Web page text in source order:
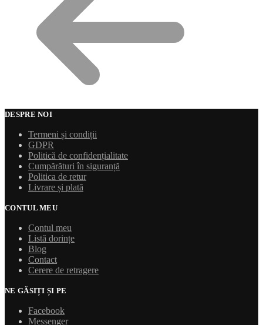
DESPRE NOI
Termeni și condiții
GDPR
Politică de confidențialitate
Cumpărături în siguranță
Politica de retur
Livrare și plată
CONTUL MEU
Contul meu
Listă dorințe
Blog
Contact
Cerere de retragere
NE GĂSIȚI ȘI PE
Facebook
Messenger